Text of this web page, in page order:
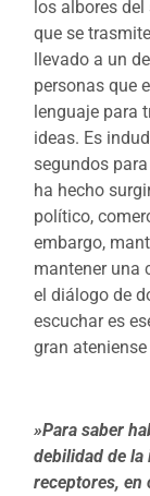
los albores
que se
llevado a un
personas que
lenguaje para
ideas. Es
segundos
ha hecho
político,
embargo,
mantener una
el diálogo de
escuchar es
gran
»Para saber
debilidad de la
receptores, en